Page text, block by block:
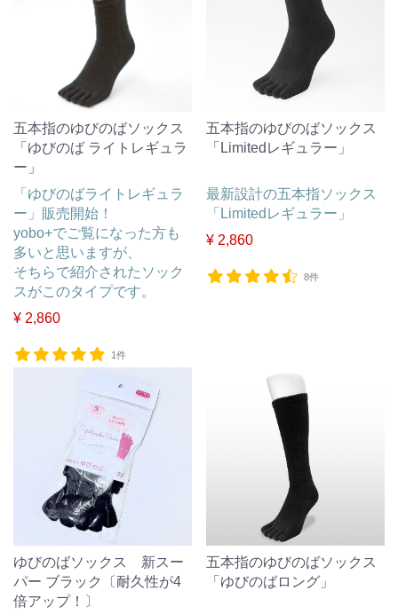
五本指のゆびのばソックス
「ゆびのば ライトレギュラ
ー」
「ゆびのばライトレギュラ
ー」販売開始！
yobo+でご覧になった方も
多いと思いますが、
そちらで紹介されたソック
スがこのタイプです。
¥ 2,860
1件
五本指のゆびのばソックス
「Limitedレギュラー」
最新設計の五本指ソックス
「Limitedレギュラー」
¥ 2,860
8件
ゆびのばソックス 新スー
パー ブラック〔耐久性が4
倍アップ！〕
五本指のゆびのばソックス
「ゆびのばロング」